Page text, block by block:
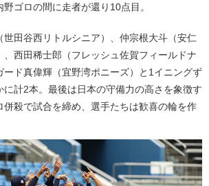
野ゴロの間に走者が還り10点目。
田谷西リトルシニア）、仲宗根大斗（安仁
、西田稀士郎（フレッシュ佐賀フィールドナ
ード真偉輝（宜野湾ポニーズ）と1イニングず
に計2本。最後は日本の守備力の高さを象徴す
併殺で試合を締め、選手たちは歓喜の輪を作